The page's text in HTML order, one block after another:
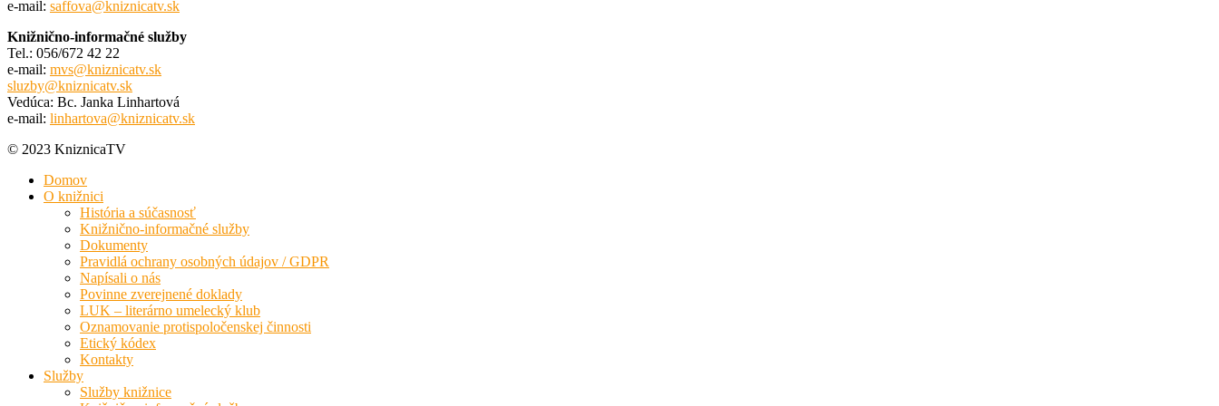
e-mail: saffova@kniznicatv.sk
Knižnično-informačné služby
Tel.: 056/672 42 22
e-mail: mvs@kniznicatv.sk
sluzby@kniznicatv.sk
Vedúca: Bc. Janka Linhartová
e-mail: linhartova@kniznicatv.sk
© 2023 KniznicaTV
Domov
O knižnici
História a súčasnosť
Knižnično-informačné služby
Dokumenty
Pravidlá ochrany osobných údajov / GDPR
Napísali o nás
Povinne zverejnené doklady
LUK – literárno umelecký klub
Oznamovanie protispoločenskej činnosti
Etický kódex
Kontakty
Služby
Služby knižnice